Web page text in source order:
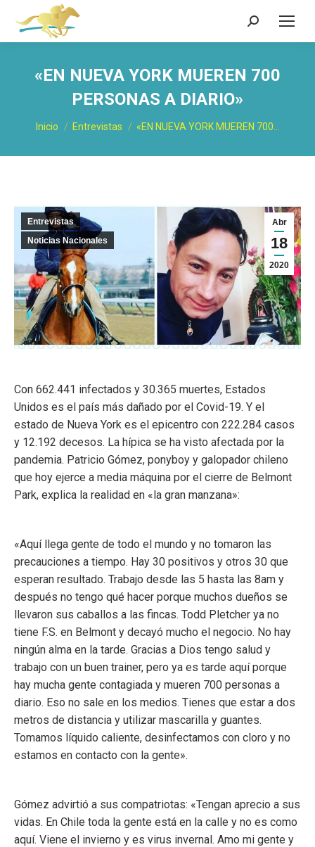
Buscar:
«EN NUEVA YORK MUEREN 700
PERSONAS A DIARIO»
Estás aquí:
Inicio Entrevistas «EN NUEVA YORK MUEREN 700…
Abr
18
2020
Entrevistas
Noticias Nacionales
Con 662.441 infectados y 30.365 muertes, Estados
Unidos es el país más dañado por el Covid-19. Y el
estado de Nueva York es el epicentro con 222.284 casos
y 12.192 decesos. La hípica se ha visto afectada por la
pandemia. Patricio Gómez, ponyboy y galopador chileno
que hoy ejerce a media máquina por el cierre de Belmont
Park, explica la realidad en «la gran manzana»:
«Aquí llega gente de todo el mundo y no tomaron las
precauciones a tiempo. Hay 30 positivos y otros 30 que
esperan resultado. Trabajo desde las 5 hasta las 8am y
después no tengo qué hacer porque muchos dueños se
llevaron sus caballos a las fincas. Todd Pletcher ya no
tiene F.S. en Belmont y decayó mucho el negocio. No hay
ningún alma en la tarde. Gracias a Dios tengo salud y
trabajo con un buen trainer, pero ya es tarde aquí porque
hay mucha gente contagiada y mueren 700 personas a
diario. Eso no sale en los medios. Tienes que estar a dos
metros de distancia y utilizar mascarilla y guantes.
Tomamos líquido caliente, desinfectamos con cloro y no
estamos en contacto con la gente».
Gómez advirtió a sus compatriotas: «Tengan aprecio a sus
vidas. En Chile toda la gente está en la calle y no es como
aquí. Viene el invierno y es virus invernal. Amo mi gente y